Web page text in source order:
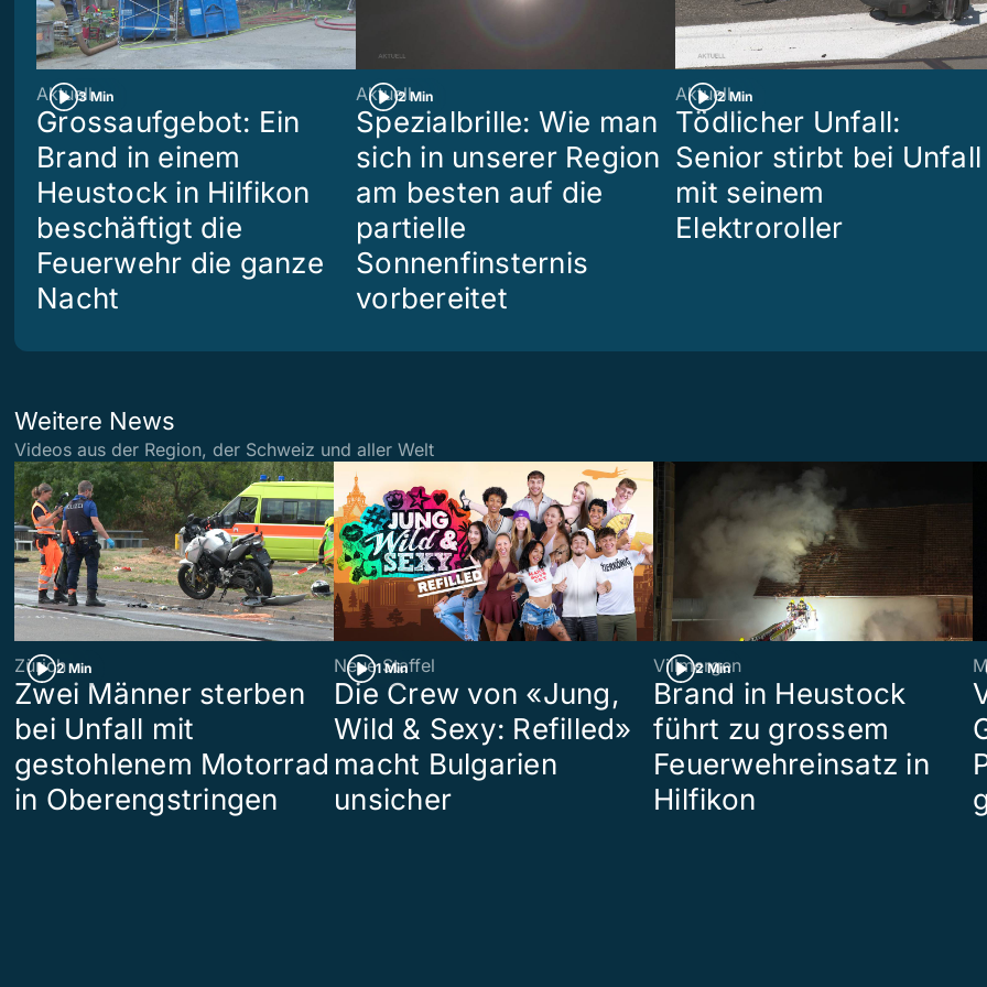
3 Min
Aktuell
Grossaufgebot: Ein
Brand in einem
Heustock in Hilfikon
beschäftigt die
Feuerwehr die ganze
Nacht
2 Min
Aktuell
Spezialbrille: Wie man
sich in unserer Region
am besten auf die
partielle
Sonnenfinsternis
vorbereitet
2 Min
Aktuell
Tödlicher Unfall:
Senior stirbt bei Unfall
mit seinem
Elektroroller
Weitere News
Videos aus der Region, der Schweiz und aller Welt
2 Min
Zürich
Zwei Männer sterben
bei Unfall mit
gestohlenem Motorrad
in Oberengstringen
1 Min
Neue Staffel
Die Crew von «Jung,
Wild & Sexy: Refilled»
macht Bulgarien
unsicher
2 Min
Villmergen
Brand in Heustock
führt zu grossem
Feuerwehreinsatz in
Hilfikon